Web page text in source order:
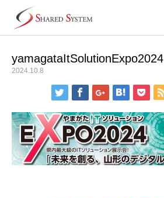
yamagataItSolutionExpo2024
2024.10.8